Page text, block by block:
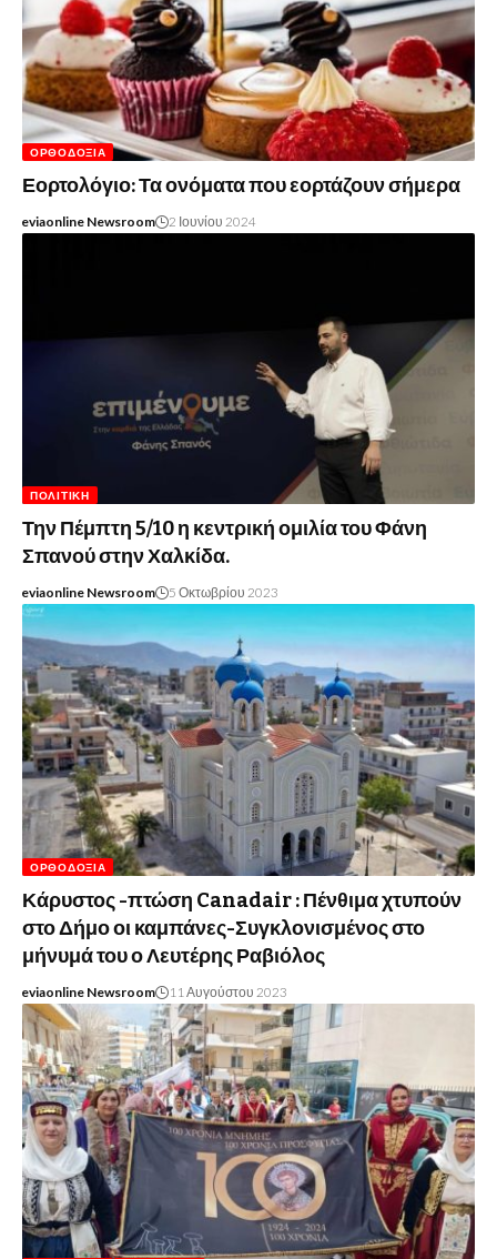
ΟΡΘΟΔΟΞΊΑ
Εορτολόγιο: Τα ονόματα που εορτάζουν σήμερα
eviaonline Newsroom 2 Ιουνίου 2024
ΠΟΛΙΤΙΚΉ
Την Πέμπτη 5/10 η κεντρική ομιλία του Φάνη
Σπανού στην Χαλκίδα.
eviaonline Newsroom 5 Οκτωβρίου 2023
ΟΡΘΟΔΟΞΊΑ
Κάρυστος -πτώση Canadair : Πένθιμα χτυπούν
στο Δήμο οι καμπάνες-Συγκλονισμένος στο
μήνυμά του ο Λευτέρης Ραβιόλος
eviaonline Newsroom 11 Αυγούστου 2023